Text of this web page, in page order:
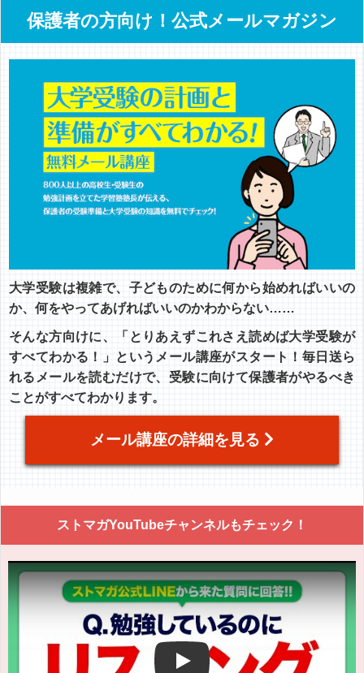
保護者の方向け！公式メールマガジン
大学受験は複雑で、子どものために何から始めればいいの
か、何をやってあげればいいのかわからない……
そんな方向けに、「とりあえずこれさえ読めば大学受験が
すべてわかる！」というメール講座がスタート！毎日送ら
れるメールを読むだけで、受験に向けて保護者がやるべき
ことがすべてわかります。
メール講座の詳細を見る
ストマガYouTubeチャンネルもチェック！
Play